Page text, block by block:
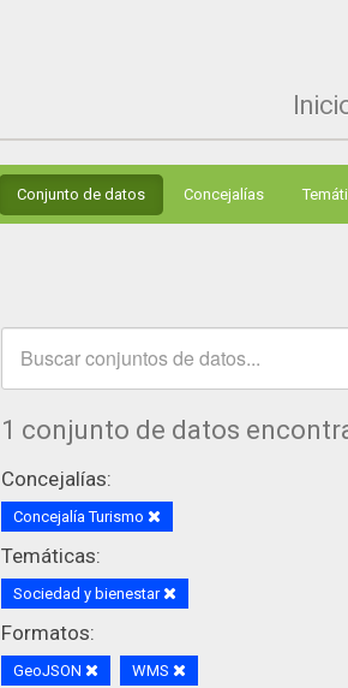
Conjunto de datos Concejalías
1 conjunto de datos
Concejalías:
Concejalía Turismo
Temáticas:
Sociedad y bienestar
Formatos:
GeoJSON WMS